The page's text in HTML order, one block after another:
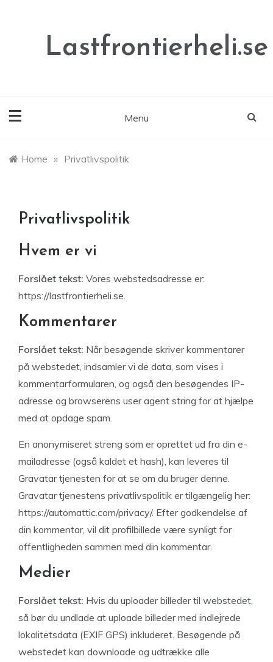
Lastfrontierheli.se
Menu
Home » Privatlivspolitik
Privatlivspolitik
Hvem er vi
Forslået tekst: Vores webstedsadresse er:
https://lastfrontierheli.se.
Kommentarer
Forslået tekst: Når besøgende skriver kommentarer
på webstedet, indsamler vi de data, som vises i
kommentarformularen, og også den besøgendes IP-
adresse og browserens user agent string for at hjælpe
med at opdage spam.
En anonymiseret streng som er oprettet ud fra din e-
mailadresse (også kaldet et hash), kan leveres til
Gravatar tjenesten for at se om du bruger denne.
Gravatar tjenestens privatlivspolitik er tilgængelig her:
https://automattic.com/privacy/. Efter godkendelse af
din kommentar, vil dit profilbillede være synligt for
offentligheden sammen med din kommentar.
Medier
Forslået tekst: Hvis du uploader billeder til webstedet,
så bør du undlade at uploade billeder med indlejrede
lokalitetsdata (EXIF GPS) inkluderet. Besøgende på
webstedet kan downloade og udtrække alle